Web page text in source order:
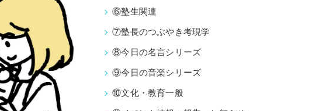
⑥塾生関連
⑦塾長のつぶやき考現学
⑧今日の名言シリーズ
⑨今日の音楽シリーズ
⑩文化・教育一般